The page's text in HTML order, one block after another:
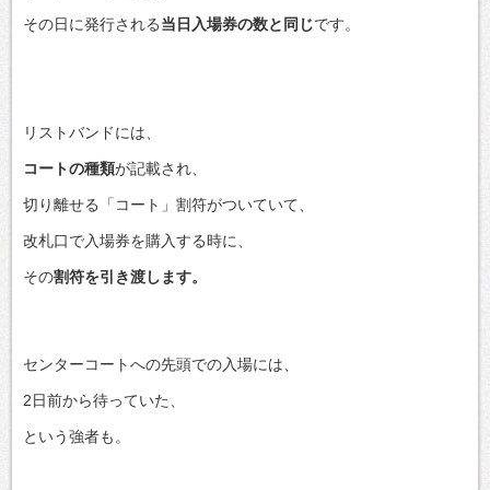
その日に発行される当日入場券の数と同じです。
リストバンドには、
コートの種類が記載され、
切り離せる「コート」割符がついていて、
改札口で入場券を購入する時に、
その割符を引き渡します。
センターコートへの先頭での入場には、
2日前から待っていた、
という強者も。